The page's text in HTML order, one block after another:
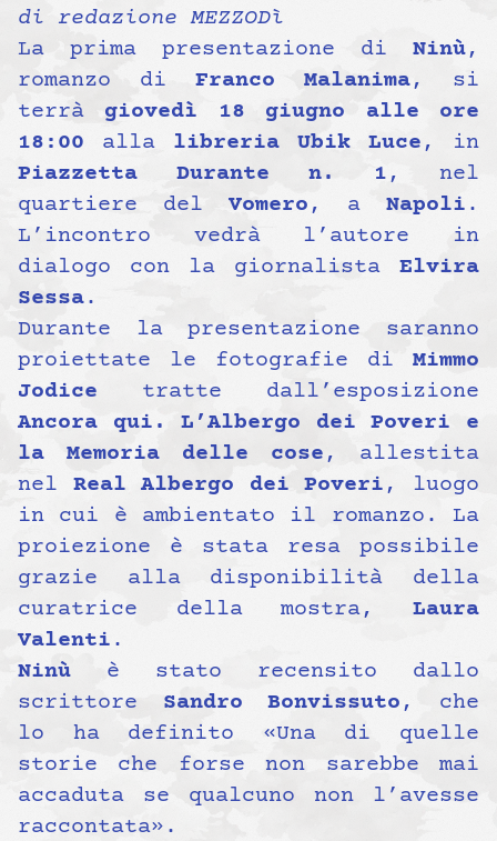
di redazione MEZZODì
La prima presentazione di Ninù,
romanzo di Franco Malanima, si
terrà giovedì 18 giugno alle ore
18:00 alla libreria Ubik Luce , in
Piazzetta Durante n. 1 , nel
quartiere del Vomero , a Napoli .
L’incontro vedrà l’autore in
dialogo con la giornalista Elvira
Sessa.
Durante la presentazione saranno
proiettate le fotografie di Mimmo
Jodice tratte dall’esposizione
Ancora qui. L’Albergo dei Poveri e
la Memoria delle cose , allestita
nel Real Albergo dei Poveri , luogo
in cui è ambientato il romanzo. La
proiezione è stata resa possibile
grazie alla disponibilità della
curatrice della mostra, Laura
Valenti .
Ninù è stato recensito dallo
scrittore Sandro Bonvissuto , che
lo ha definito «Una di quelle
storie che forse non sarebbe mai
accaduta se qualcuno non l’avesse
raccontata».